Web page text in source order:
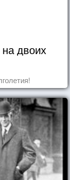
двоих